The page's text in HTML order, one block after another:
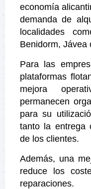
economía
demanda de
localidades
Benidorm, Jávea
Para las
plataformas
mejora
permanecen
para su
tanto la entrega
de los clientes.
Además, una
reduce los
reparaciones.